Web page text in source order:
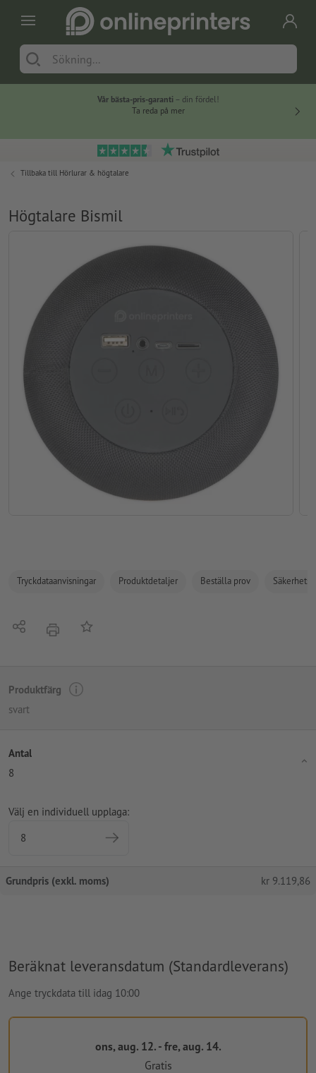
Vår bästa-pris-garanti – din fördel!
Ta reda på mer
Tillbaka till Hörlurar & högtalare
Högtalare Bismil
Tryckdataanvisningar Produktdetaljer Beställa prov
Dela erbjudandePå anteckningslistan
Produktfärg
svart
Antal
8
Välj en individuell upplaga:
Grundpris (exkl. moms) kr 9.119,86
Beräknat leveransdatum (Standardleverans)
Ange tryckdata till idag 10:00
ons, aug. 12. - fre, aug. 14.
Gratis